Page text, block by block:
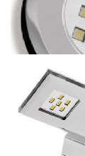
от 319.2